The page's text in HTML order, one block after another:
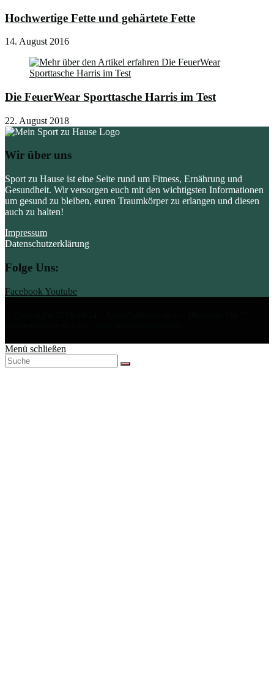
Hochwertige Fette und gehärtete Fette
14. August 2016
Die FeuerWear Sporttasche Harris im Test
22. August 2018
Wir über uns
Sport zu Hause ist eine Seite rund um Fitness, Ernährung und
Gesundheit. Wir versorgen euch mit den wichtigsten Informationen
um gesund zu bleiben, euren Traumkörper zu erlangen und diesen
auch zu halten!
Impressum
Datenschutzerklärung
Folge Uns:
Facebook Youtube
Menü schließen